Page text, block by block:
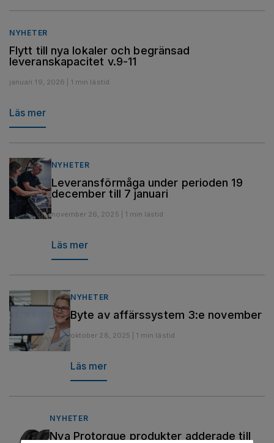
NYHETER
Flytt till nya lokaler och begränsad
leveranskapacitet v.9-11
januari 19, 2026 | 1 min lästid
Läs mer
NYHETER
Leveransförmåga under perioden 19
december till 7 januari
november 26, 2025 | 1 min lästid
Läs mer
NYHETER
Byte av affärssystem 3:e november
oktober 28, 2025 | 1 min lästid
Läs mer
NYHETER
Nya Protorque produkter adderade till